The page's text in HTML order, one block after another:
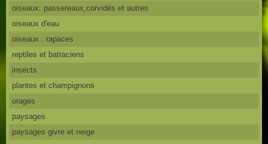
oiseaux: passereaux,corvidés et autres
oiseaux d'eau
oiseaux : rapaces
reptiles et batraciens
insects
plantes et champignons
orages
paysages
paysages givre et neige